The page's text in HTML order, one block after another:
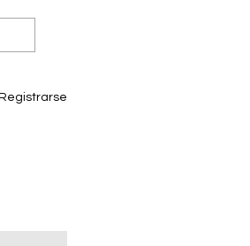
Registrarse